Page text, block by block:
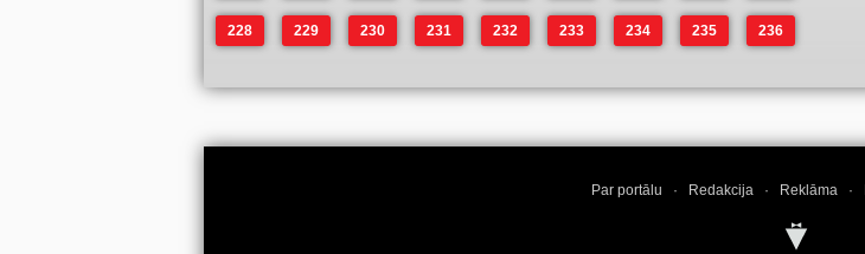
228 229 230 231 232 233 234 235 236
Par portālu · Redakcija · Reklāma ·